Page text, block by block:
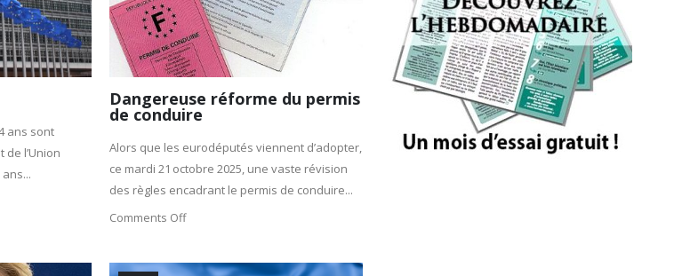
ans sont
l’Union
Dangereuse réforme du permis
de conduire
Alors que les eurodéputés viennent d’adopter,
ce mardi 21 octobre 2025, une vaste révision
des règles encadrant le permis de conduire...
Comments Off